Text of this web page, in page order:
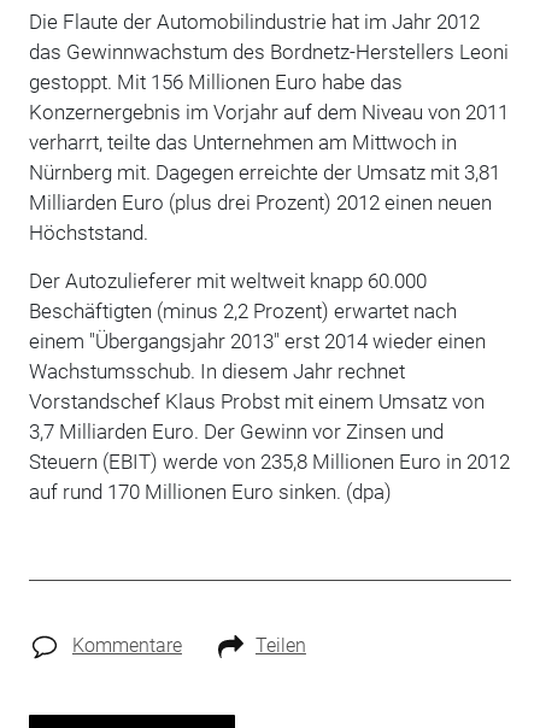
Die Flaute der Automobilindustrie hat im Jahr 2012
das Gewinnwachstum des Bordnetz-Herstellers Leoni
gestoppt. Mit 156 Millionen Euro habe das
Konzernergebnis im Vorjahr auf dem Niveau von 2011
verharrt, teilte das Unternehmen am Mittwoch in
Nürnberg mit. Dagegen erreichte der Umsatz mit 3,81
Milliarden Euro (plus drei Prozent) 2012 einen neuen
Höchststand.
Der Autozulieferer mit weltweit knapp 60.000
Beschäftigten (minus 2,2 Prozent) erwartet nach
einem "Übergangsjahr 2013" erst 2014 wieder einen
Wachstumsschub. In diesem Jahr rechnet
Vorstandschef Klaus Probst mit einem Umsatz von
3,7 Milliarden Euro. Der Gewinn vor Zinsen und
Steuern (EBIT) werde von 235,8 Millionen Euro in 2012
auf rund 170 Millionen Euro sinken. (dpa)
Kommentare Teilen